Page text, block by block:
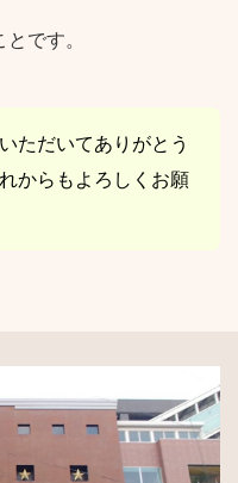
です。
ただいてありがとう
からもよろしくお願